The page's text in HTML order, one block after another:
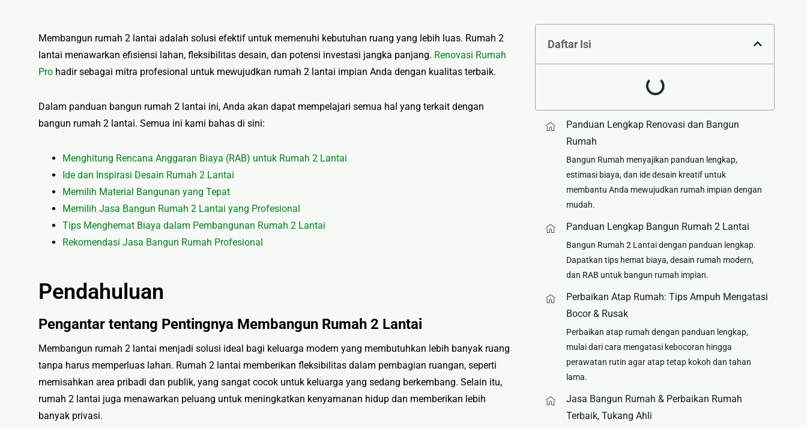
Membangun rumah 2 lantai adalah solusi efektif untuk memenuhi kebutuhan ruang yang lebih luas. Rumah 2
lantai menawarkan efisiensi lahan, fleksibilitas desain, dan potensi investasi jangka panjang. Renovasi Rumah
Prohadir sebagai mitra profesional untuk mewujudkan rumah 2 lantai impian Anda dengan kualitas terbaik.
Dalam panduan bangun rumah 2 lantai ini, Anda akan dapat mempelajari semua hal yang terkait dengan
bangun rumah 2 lantai. Semua ini kami bahas di sini:
Menghitung Rencana Anggaran Biaya (RAB) untuk Rumah 2 Lantai
Ide dan Inspirasi Desain Rumah 2 Lantai
Memilih Material Bangunan yang Tepat
Memilih Jasa Bangun Rumah 2 Lantai yang Profesional
Tips Menghemat Biaya dalam Pembangunan Rumah 2 Lantai
Rekomendasi Jasa Bangun Rumah Profesional
Pendahuluan
Pengantar tentang Pentingnya Membangun Rumah 2 Lantai
Membangun rumah 2 lantai menjadi solusi ideal bagi keluarga modern yang membutuhkan lebih banyak ruang
tanpa harus memperluas lahan. Rumah 2 lantai memberikan fleksibilitas dalam pembagian ruangan, seperti
memisahkan area pribadi dan publik, yang sangat cocok untuk keluarga yang sedang berkembang. Selain itu,
rumah 2 lantai juga menawarkan peluang untuk meningkatkan kenyamanan hidup dan memberikan lebih
banyak privasi.
Daftar Isi
Panduan Lengkap Renovasi dan Bangun
Rumah
Bangun Rumah menyajikan panduan lengkap,
estimasi biaya, dan ide desain kreatif untuk
membantu Anda mewujudkan rumah impian dengan
mudah.
Panduan Lengkap Bangun Rumah 2 Lantai
Bangun Rumah 2 Lantai dengan panduan lengkap.
Dapatkan tips hemat biaya, desain rumah modern,
dan RAB untuk bangun rumah impian.
Perbaikan Atap Rumah: Tips Ampuh Mengatasi
Bocor & Rusak
Perbaikan atap rumah dengan panduan lengkap,
mulai dari cara mengatasi kebocoran hingga
perawatan rutin agar atap tetap kokoh dan tahan
lama.
Jasa Bangun Rumah & Perbaikan Rumah
Terbaik, Tukang Ahli